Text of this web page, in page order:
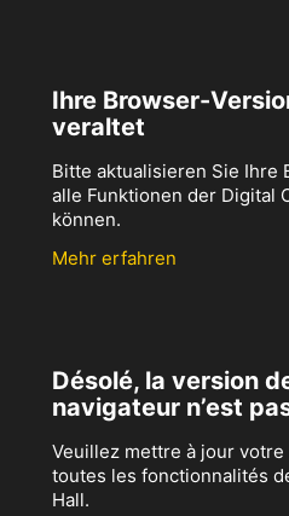
Ihre Browser-
veraltet
Bitte aktualisieren Sie Ihre
alle Funktionen der Digital
können.
Mehr erfahren
Désolé, la version
navigateur n’est
Veuillez mettre à jour
toutes les fonctionnalités
Hall.